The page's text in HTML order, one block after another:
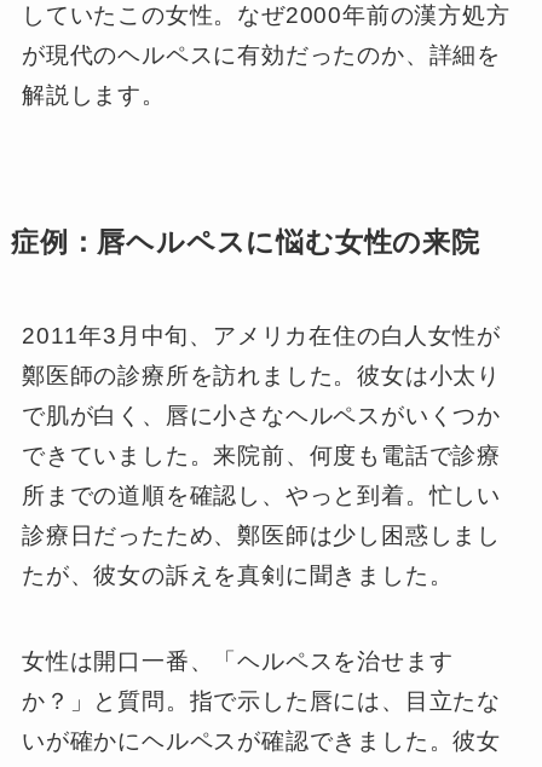
していたこの女性。なぜ2000年前の漢方処方
が現代のヘルペスに有効だったのか、詳細を
解説します。
症例：唇ヘルペスに悩む女性の来院
2011年3月中旬、アメリカ在住の白人女性が
鄭医師の診療所を訪れました。彼女は小太り
で肌が白く、唇に小さなヘルペスがいくつか
できていました。来院前、何度も電話で診療
所までの道順を確認し、やっと到着。忙しい
診療日だったため、鄭医師は少し困惑しまし
たが、彼女の訴えを真剣に聞きました。
女性は開口一番、「ヘルペスを治せます
か？」と質問。指で示した唇には、目立たな
いが確かにヘルペスが確認できました。彼女